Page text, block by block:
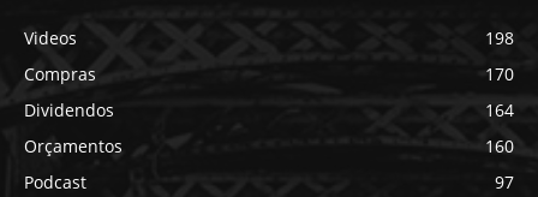
Videos
198
Compras
170
Dividendos
164
Orçamentos
160
Podcast
97